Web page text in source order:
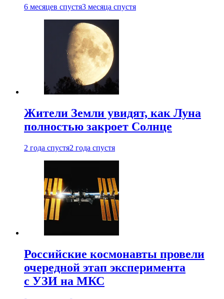
6 месяцев спустя3 месяца спустя
Жители Земли увидят, как Луна
полностью закроет Солнце
2 года спустя2 года спустя
Российские космонавты провели
очередной этап эксперимента
с УЗИ на МКС